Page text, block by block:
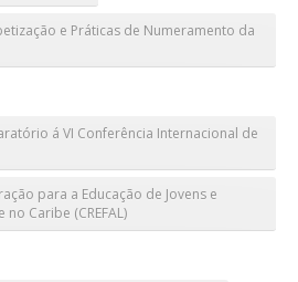
e Práticas de Numeramento da
á VI Conferência Internacional de
para a Educação de Jovens e
Caribe (CREFAL)